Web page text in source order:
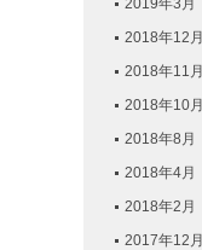
2019年3月
2018年12月
2018年11月
2018年10月
2018年8月
2018年4月
2018年2月
2017年12月